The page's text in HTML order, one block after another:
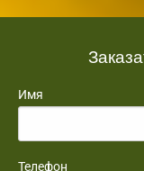
Имя
Телефон